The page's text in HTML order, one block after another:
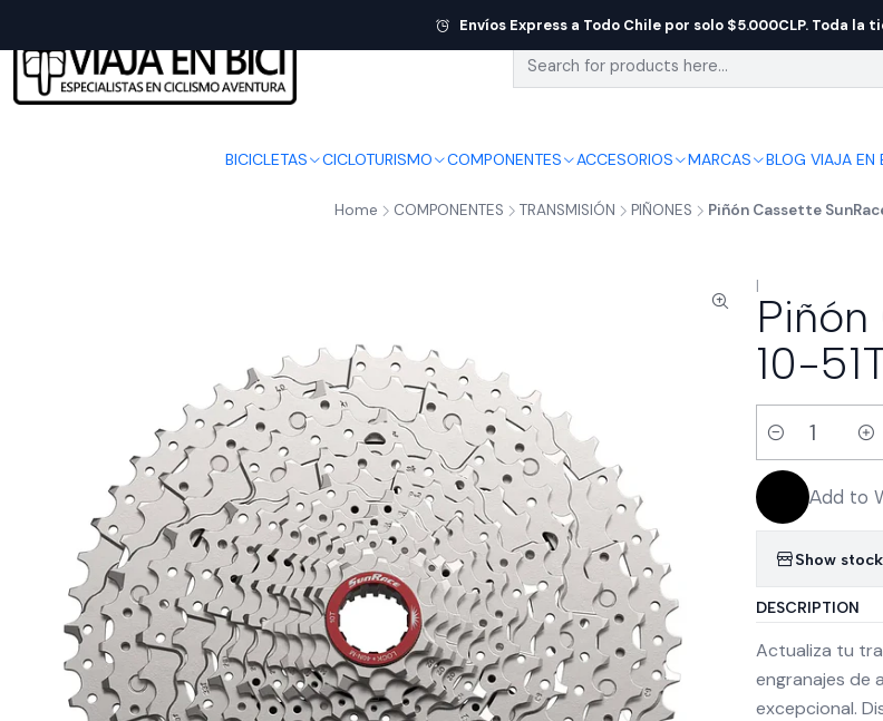
BICICLETAS CICLOTURISMO COMPONENTES ACCESORIOS MARCAS BLOG VIAJA EN
Envíos Express a Todo Chile por solo $5.000CLP. Toda la
Home COMPONENTES TRANSMISIÓN PIÑONES Piñón Cassette
|
10-
Quantity
Add to
Show
DESCRIPTION
Actualiza tu
engranajes de
excepcional.